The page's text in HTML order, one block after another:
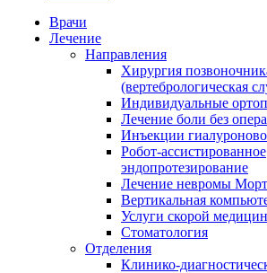
Врачи
Лечение
Направления
Хирургия
(вертебрологическая
Индивидуальные
Лечение боли без
Инъекции
Робот-ассистированное
эндопротезирование
Лечение невромы
Вертикальная
Услуги скорой
Стоматология
Отделения
Клинико-